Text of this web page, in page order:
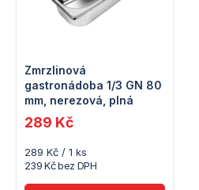
Zmrzlinová
gastronádoba 1/3 GN 80
mm, nerezová, plná
239 Kč bez DPH
289 Kč
Měrná
cena:
289 Kč / 1 ks